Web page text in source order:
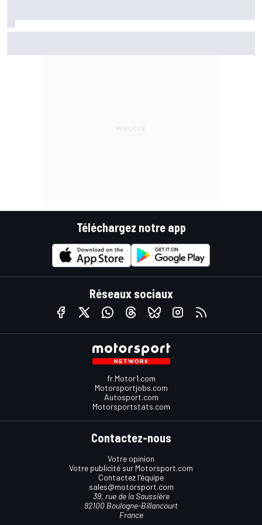
Téléchargez notre app
Réseaux sociaux
fr.Motor1.com
Motorsportjobs.com
Autosport.com
Motorsportstats.com
Contactez-nous
Votre opinion
Votre publicité sur Motorsport.com
Contactez l'équipe
sales@motorsport.com
39, rue de la Saussière
92100 Boulogne-Billancourt
France